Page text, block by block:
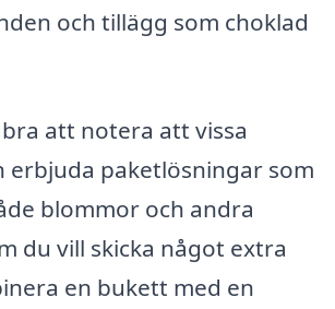
och tillägg som choklad
att notera att vissa
erbjuda paketlösningar som
blommor och andra
du vill skicka något extra
en bukett med en